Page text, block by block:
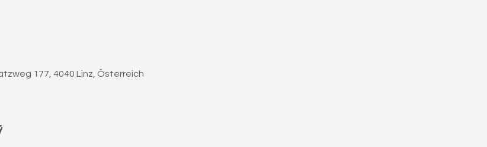
177, 4040 Linz, Österreich